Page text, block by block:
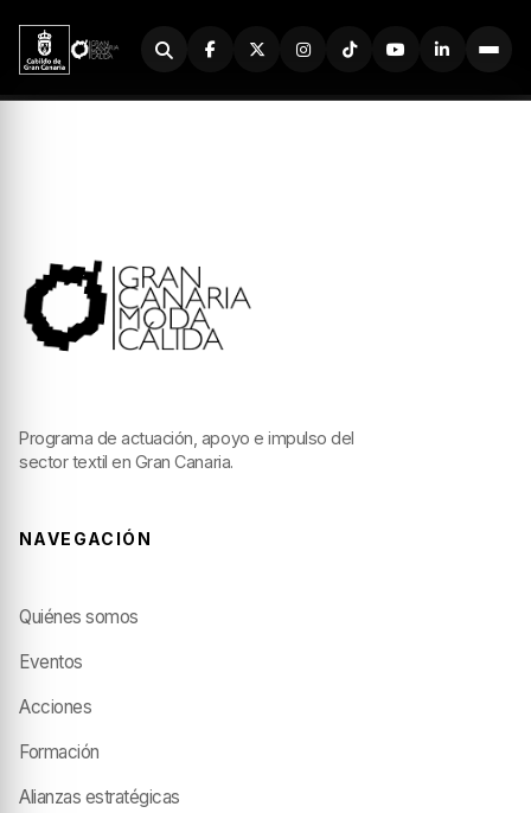
Buscador
Programa de actuación, apoyo e impulso del
sector textil en Gran Canaria.
NAVEGACIÓN
Quiénes somos
Eventos
Acciones
Formación
Alianzas estratégicas